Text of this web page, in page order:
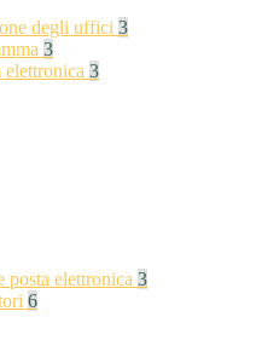
degli uffici 3
3
elettronica 3
posta elettronica 3
6